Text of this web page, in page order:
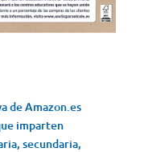
de Amazon.es
imparten
secundaria,